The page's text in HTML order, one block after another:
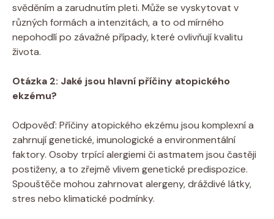
svěděním a zarudnutím pleti. ⁢Může‍ se vyskytovat v
různých formách a intenzitách, a to od⁣ mírného
‍nepohodlí‌ po‌ závažné‌ případy, které ovlivňují ‍kvalitu
života.
Otázka⁤ 2:⁢ Jaké jsou hlavní příčiny⁢ atopického
ekzému?
Odpověď: ⁣Příčiny atopického ekzému jsou komplexní a
zahrnují genetické, imunologické a environmentální
faktory. Osoby trpící alergiemi či astmatem ⁢jsou ⁣častěji‌
postiženy, a to ⁤zřejmě vlivem genetické predispozice.
‍Spouštěče mohou ‍zahrnovat ‍alergeny, dráždivé ​látky,
stres ⁢nebo klimatické podmínky.